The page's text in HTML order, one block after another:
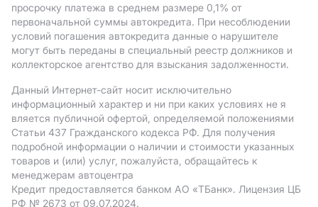
просрочку платежа в среднем размере 0,1% от
первоначальной суммы автокредита. При несоблюдении
условий погашения автокредита данные о нарушителе
могут быть переданы в специальный реестр должников и
коллекторское агентство для взыскания задолженности.
Данный Интернет-сайт носит исключительно
информационный характер и ни при каких условиях не я
вляется публичной офертой, определяемой положениями
Статьи 437 Гражданского кодекса РФ. Для получения
подробной информации о наличии и стоимости указанных
товаров и (или) услуг, пожалуйста, обращайтесь к
менеджерам автоцентра
Кредит предоставляется банком АO «ТБанк». Лицензия ЦБ
РФ № 2673 от 09.07.2024.